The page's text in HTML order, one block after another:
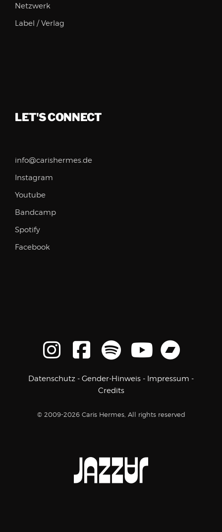
Netzwerk
Label / Verlag
LET'S CONNECT
info@carishermes.de
Instagram
Youtube
Bandcamp
Spotify
Facebook
Datenschutz - Gender-Hinweis - Impressum -
Credits
© 2009-2026 Caris Hermes, All rights reserved